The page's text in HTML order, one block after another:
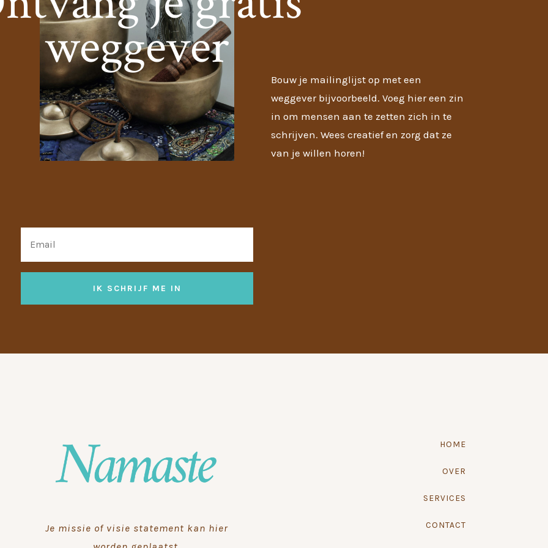
weggever
Bouw je mailinglijst op met een
weggever bijvoorbeeld. Voeg hier een zin
in om mensen aan te zetten zich in te
schrijven. Wees creatief en zorg dat ze
van je willen horen!
IK SCHRIJF ME IN
Je missie of visie statement kan hier
HOME
OVER
SERVICES
CONTACT